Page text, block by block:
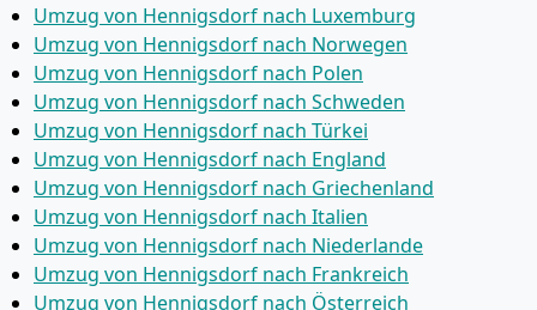
Umzug von Hennigsdorf nach Luxemburg
Umzug von Hennigsdorf nach Norwegen
Umzug von Hennigsdorf nach Polen
Umzug von Hennigsdorf nach Schweden
Umzug von Hennigsdorf nach Türkei
Umzug von Hennigsdorf nach England
Umzug von Hennigsdorf nach Griechenland
Umzug von Hennigsdorf nach Italien
Umzug von Hennigsdorf nach Niederlande
Umzug von Hennigsdorf nach Frankreich
Umzug von Hennigsdorf nach Österreich